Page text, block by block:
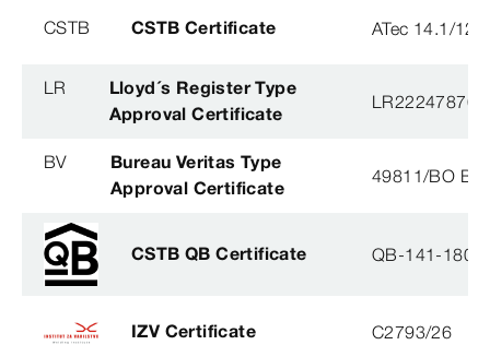
CSTB CSTB Certificate ATec 14.1/12-
LR
Lloyd´s Register Type
Approval Certificate
BV
Bureau Veritas Type
Approval Certificate
49811/BO BV
CSTB QB Certificate QB-141-
IZV Certificate C2793/26